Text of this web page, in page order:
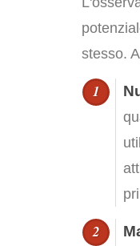
stesso.